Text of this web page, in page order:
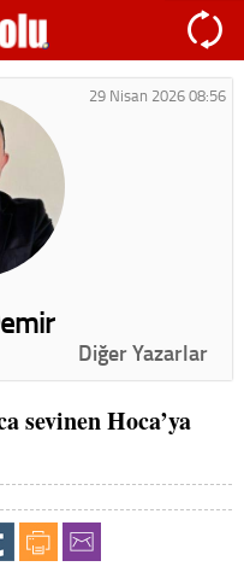
29 Nisan 2026 08:56
Diğer Yazarlar
sevinen Hoca’ya